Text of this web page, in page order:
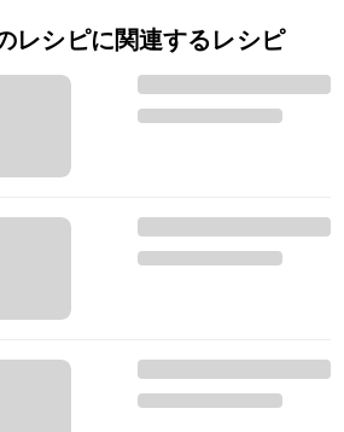
レシピに関連するレシピ